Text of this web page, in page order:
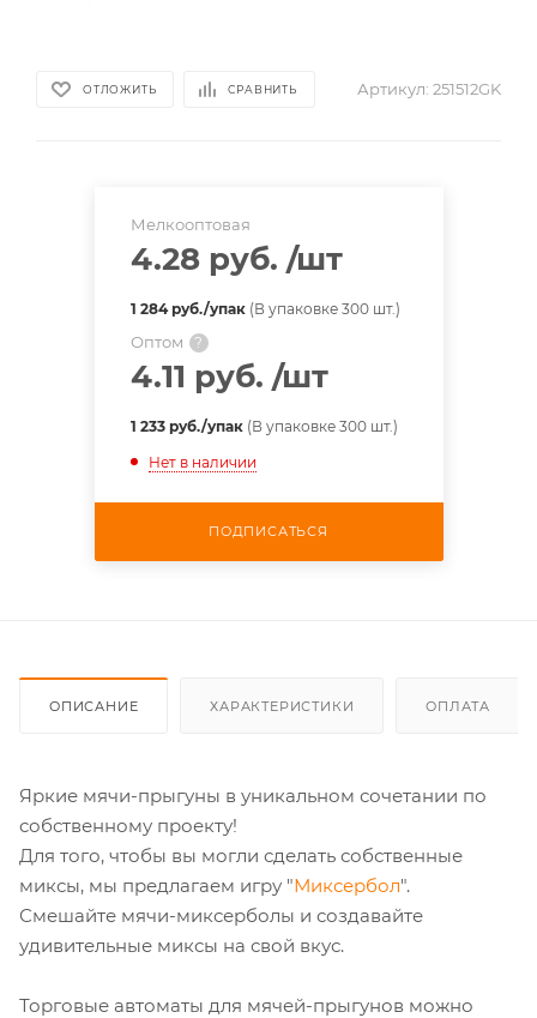
ОТЛОЖИТЬ СРАВНИТЬ Артикул: 251512GK
Мелкооптовая
4.28 руб. /шт
1 284 руб./упак(В упаковке 300 шт.)
Оптом ?
4.11 руб. /шт
1 233 руб./упак(В упаковке 300 шт.)
Нет в наличии
ПОДПИСАТЬСЯ
ОПИСАНИЕ ХАРАКТЕРИСТИКИ ОПЛАТА
Яркие мячи-прыгуны в уникальном сочетании по
собственному проекту!
Для того, чтобы вы могли сделать собственные
миксы, мы предлагаем игру "Миксербол".
Смешайте мячи-миксерболы и создавайте
удивительные миксы на свой вкус.
Торговые автоматы для мячей-прыгунов можно